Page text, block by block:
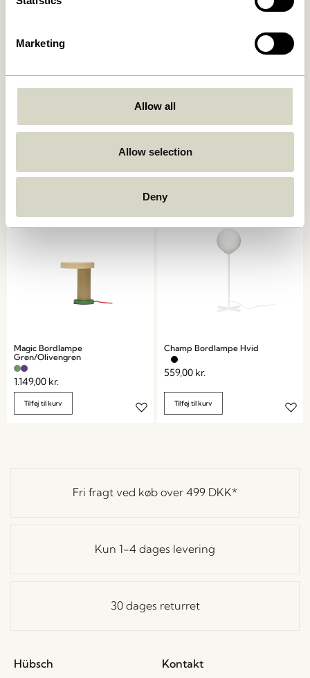
Marketing
Allow all
Allow selection
Deny
Book Bordlampe
Tilføj til kurv
Mush Bordlampe Mini Lys
1.399,00
Tilføj til kurv
Magic Bordlampe
Grøn/Olivengrøn
1.149,00 kr.
Tilføj til kurv
Champ Bordlampe Hvid
559,00 kr.
Tilføj til kurv
Fri fragt ved køb over 499 DKK*
Kun 1-4 dages levering
30 dages returret
Hübsch
Kontakt